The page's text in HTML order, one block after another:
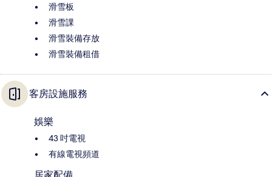
滑雪板
滑雪課
滑雪裝備存放
滑雪裝備租借
客房設施服務
娛樂
43 吋電視
有線電視頻道